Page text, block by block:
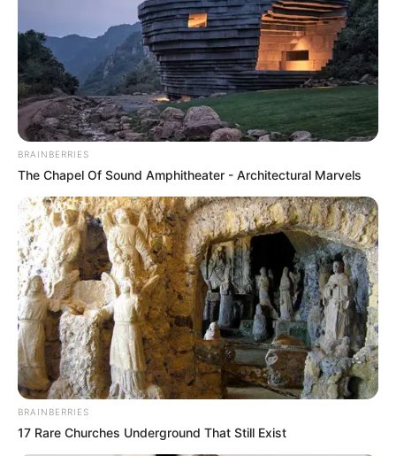
BRAINBERRIES
The Chapel Of Sound Amphitheater - Architectural Marvels
BRAINBERRIES
17 Rare Churches Underground That Still Exist